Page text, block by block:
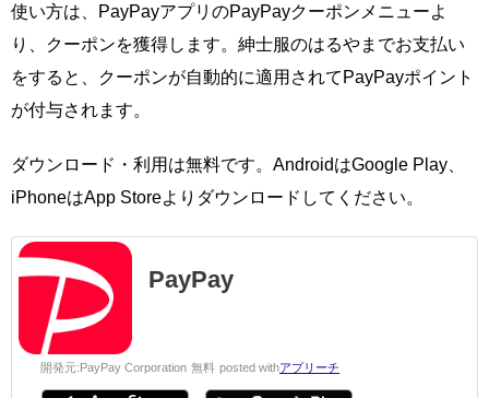
使い方は、PayPayアプリのPayPayクーポンメニューよ
り、クーポンを獲得します。紳士服のはるやまでお支払い
をすると、クーポンが自動的に適用されてPayPayポイント
が付与されます。
ダウンロード・利用は無料です。AndroidはGoogle Play、
iPhoneはApp Storeよりダウンロードしてください。
PayPay
開発元:PayPay Corporation 無料 posted withアプリーチ